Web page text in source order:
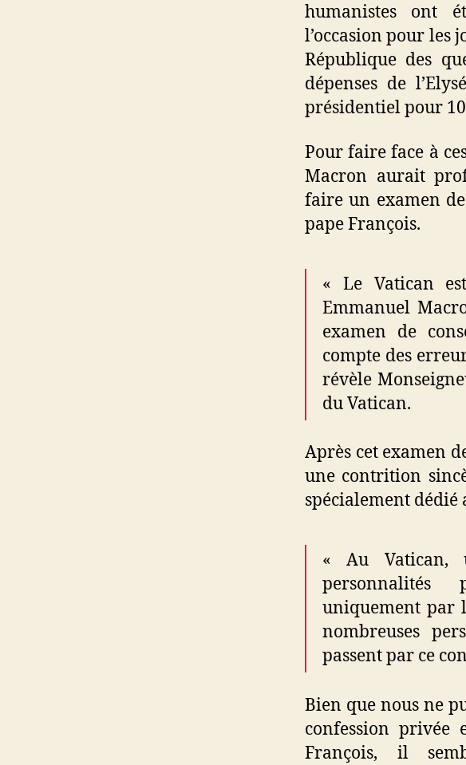
humanistes ont
l’occasion pour les
République des
dépenses de
présidentiel pour
Pour faire face à
Macron aurait
faire un examen
pape François.
« Le Vatican
Emmanuel
examen de
compte des
révèle
du Vatican.
Après cet examen
une contrition
spécialement dédié
« Au Vatican,
personnalités
uniquement par
nombreuses
passent par ce
Bien que nous ne
confession privée
François, il